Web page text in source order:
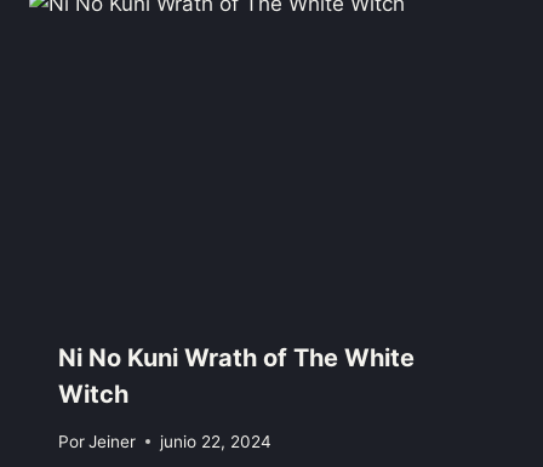
Ni No Kuni Wrath of The White
Witch
PorJeiner junio 22, 2024